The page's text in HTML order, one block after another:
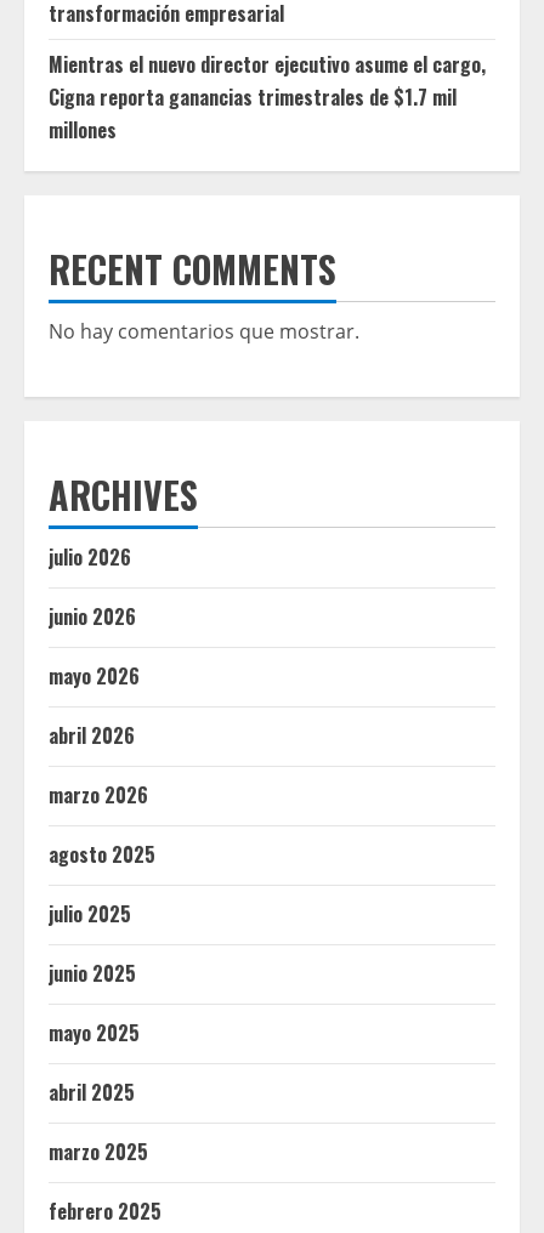
transformación empresarial
Mientras el nuevo director ejecutivo asume el cargo,
Cigna reporta ganancias trimestrales de $1.7 mil
millones
RECENT COMMENTS
No hay comentarios que mostrar.
ARCHIVES
julio 2026
junio 2026
mayo 2026
abril 2026
marzo 2026
agosto 2025
julio 2025
junio 2025
mayo 2025
abril 2025
marzo 2025
febrero 2025